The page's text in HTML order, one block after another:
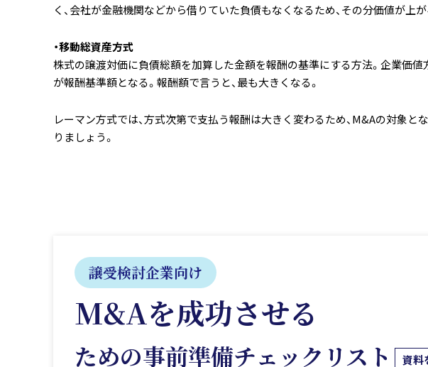
く、会社が金融機関などから借りていた負債もなくなるため、その分価値が上
・移動総資産方式
株式の譲渡対価に負債総額を加算した金額を報酬の基準にする方法。企業価
が報酬基準額となる。報酬額で言うと、最も大きくなる。
レーマン方式では、方式次第で支払う報酬は大きく変わるため、M&Aの対象
りましょう。
譲受検討企業向け
M&Aを成功させる
ための事前準備チェックリスト 資料